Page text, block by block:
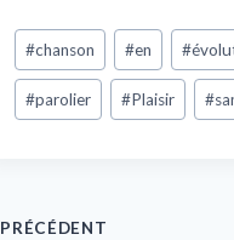
#chanson #en #
#parolier #Plaisir #
PRÉCÉDENT